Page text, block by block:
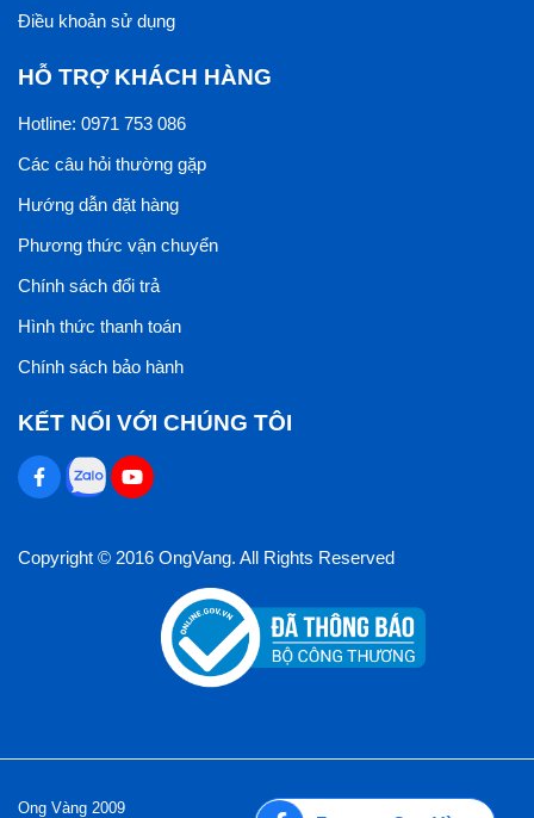
Điều khoản sử dụng
HỖ TRỢ KHÁCH HÀNG
Hotline: 0971 753 086
Các câu hỏi thường gặp
Hướng dẫn đặt hàng
Phương thức vận chuyển
Chính sách đổi trả
Hình thức thanh toán
Chính sách bảo hành
KẾT NỐI VỚI CHÚNG TÔI
Copyright © 2016 OngVang. All Rights Reserved
Ong Vàng 2009